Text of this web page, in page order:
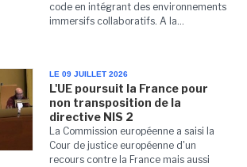
code en intégrant des environnements
immersifs collaboratifs. A la...
LE 09 JUILLET 2026
L'UE poursuit la France pour
non transposition de la
directive NIS 2
La Commission européenne a saisi la
Cour de justice européenne d'un
recours contre la France mais aussi